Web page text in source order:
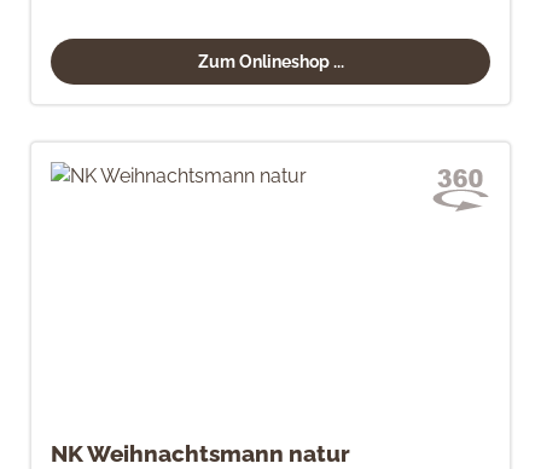
Zum Onlineshop ...
NK Weihnachtsmann natur